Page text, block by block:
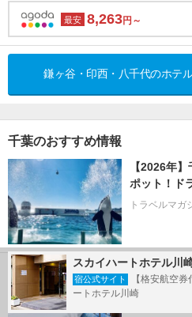
最安 8,263円～
鎌ヶ谷・印西・八千代のホテ
千葉のおすすめ情報
【2026年
ポット！ド
トラベルマガ
今こそ行き
におすすめ
スカイハートホテル川
宿公式サイト
【格安航空
ートホテル川崎